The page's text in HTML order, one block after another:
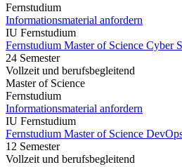
Fernstudium
Informationsmaterial anfordern
IU Fernstudium
Fernstudium Master of Science Cyber
24 Semester
Vollzeit und berufsbegleitend
Master of Science
Fernstudium
Informationsmaterial anfordern
IU Fernstudium
Fernstudium Master of Science
12 Semester
Vollzeit und berufsbegleitend